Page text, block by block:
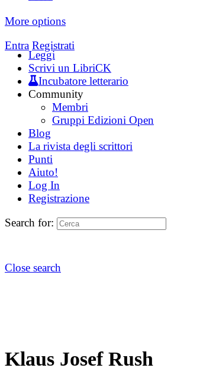
More options
Entra Registrati
Leggi
Scrivi un LibriCK
Incubatore letterario
Community
Membri
Gruppi Edizioni Open
Blog
La rivista degli scrittori
Punti
Aiuto!
Log In
Registrazione
Search for:
Close search
Klaus Josef Rush